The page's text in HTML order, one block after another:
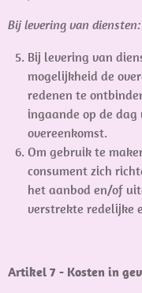
Bij levering van diensten:
Bij levering van
mogelijkheid de
redenen te
ingaande op de
overeenkomst.
Om gebruik te
consument zich
het aanbod en/of
verstrekte redelijke
Artikel 7 - Kosten in